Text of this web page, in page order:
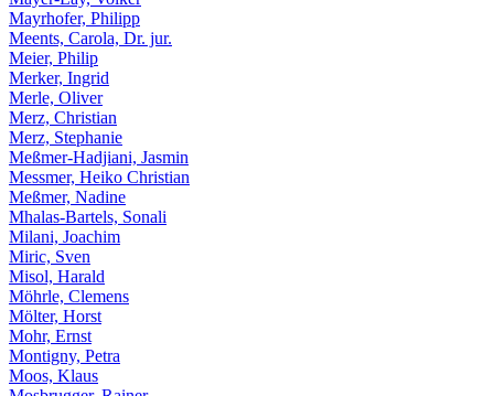
Mayrhofer, Philipp
Meents, Carola, Dr. jur.
Meier, Philip
Merker, Ingrid
Merle, Oliver
Merz, Christian
Merz, Stephanie
Meßmer-Hadjiani, Jasmin
Messmer, Heiko Christian
Meßmer, Nadine
Mhalas-Bartels, Sonali
Milani, Joachim
Miric, Sven
Misol, Harald
Möhrle, Clemens
Mölter, Horst
Mohr, Ernst
Montigny, Petra
Moos, Klaus